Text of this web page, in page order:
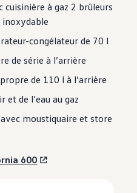
cuisinière à gaz 2 brûleurs
congélateur de 70 l
de série à l’arrière
de 110 l à l’arrière
et de l’eau au gaz
moustiquaire et store
600